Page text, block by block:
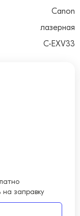
Canon
лазерная
C-EXV33
на заправку